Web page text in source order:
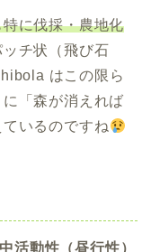
に伐採・農地化
チ状（飛び石
はこの限ら
「森が消えれば
いるのですね
活動性（昼行性）